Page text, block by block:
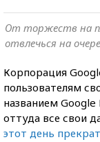
От торжеств на
отвлечься на
Корпорация
пользователям
названием
оттуда все свои
этот день